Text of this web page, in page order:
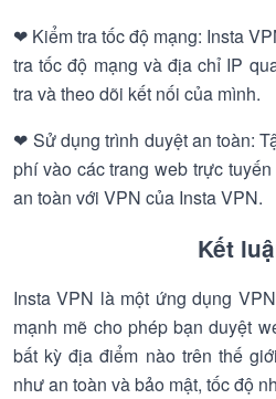
❤ Kiểm tra tốc độ mạng: Insta
tra tốc độ mạng và địa chỉ IP
tra và theo dõi kết nối của mình.
❤ Sử dụng trình duyệt an toàn:
phí vào các trang web trực
an toàn với VPN của Insta VPN.
Kết
Insta VPN là một ứng dụng
mạnh mẽ cho phép bạn duyệt
bất kỳ địa điểm nào trên thế
như an toàn và bảo mật, tốc độ